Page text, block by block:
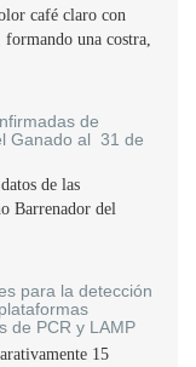
café claro con
una costra,
de
Ganado al 31 de
de las
Barrenador del
para la detección
de PCR y LAMP
15